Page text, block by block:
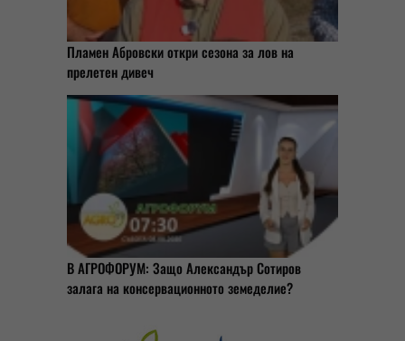
Пламен Абровски откри сезона за лов на
прелетен дивеч
В АГРОФОРУМ: Защо Александър Сотиров
залага на консервационното земеделие?